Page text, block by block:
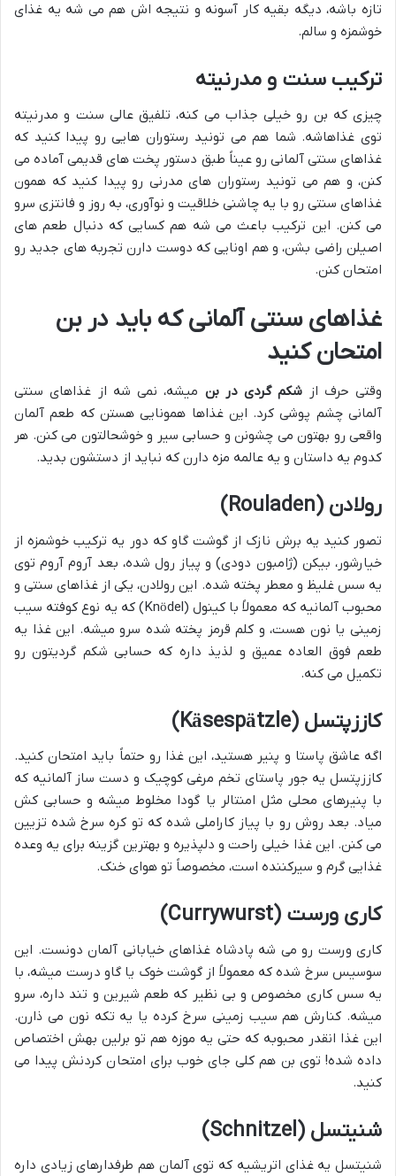
تازه باشه، دیگه بقیه کار آسونه و نتیجه اش هم می شه یه غذای
خوشمزه و سالم.
ترکیب سنت و مدرنیته
چیزی که بن رو خیلی جذاب می کنه، تلفیق عالی سنت و مدرنیته
توی غذاهاشه. شما هم می تونید رستوران هایی رو پیدا کنید که
غذاهای سنتی آلمانی رو عیناً طبق دستور پخت های قدیمی آماده می
کنن، و هم می تونید رستوران های مدرنی رو پیدا کنید که همون
غذاهای سنتی رو با یه چاشنی خلاقیت و نوآوری، به روز و فانتزی سرو
می کنن. این ترکیب باعث می شه هم کسایی که دنبال طعم های
اصیلن راضی بشن، و هم اونایی که دوست دارن تجربه های جدید رو
امتحان کنن.
غذاهای سنتی آلمانی که باید در بن
امتحان کنید
وقتی حرف از شکم گردی در بن میشه، نمی شه از غذاهای سنتی
آلمانی چشم پوشی کرد. این غذاها همونایی هستن که طعم آلمان
واقعی رو بهتون می چشونن و حسابی سیر و خوشحالتون می کنن. هر
کدوم یه داستان و یه عالمه مزه دارن که نباید از دستشون بدید.
رولادن (Rouladen)
تصور کنید یه برش نازک از گوشت گاو که دور یه ترکیب خوشمزه از
خیارشور، بیکن (ژامبون دودی) و پیاز رول شده، بعد آروم آروم توی
یه سس غلیظ و معطر پخته شده. این رولادن، یکی از غذاهای سنتی و
محبوب آلمانیه که معمولاً با کینول (Knödel) که یه نوع کوفته سیب
زمینی یا نون هست، و کلم قرمز پخته شده سرو میشه. این غذا یه
طعم فوق العاده عمیق و لذیذ داره که حسابی شکم گردیتون رو
تکمیل می کنه.
کاززپتسل (Käsespätzle)
اگه عاشق پاستا و پنیر هستید، این غذا رو حتماً باید امتحان کنید.
کاززپتسل یه جور پاستای تخم مرغی کوچیک و دست ساز آلمانیه که
با پنیرهای محلی مثل امنتالر یا گودا مخلوط میشه و حسابی کش
میاد. بعد روش رو با پیاز کاراملی شده که تو کره سرخ شده تزیین
می کنن. این غذا خیلی راحت و دلپذیره و بهترین گزینه برای یه وعده
غذایی گرم و سیرکننده است، مخصوصاً تو هوای خنک.
کاری ورست (Currywurst)
کاری ورست رو می شه پادشاه غذاهای خیابانی آلمان دونست. این
سوسیس سرخ شده که معمولاً از گوشت خوک یا گاو درست میشه، با
یه سس کاری مخصوص و بی نظیر که طعم شیرین و تند داره، سرو
میشه. کنارش هم سیب زمینی سرخ کرده یا یه تکه نون می ذارن.
این غذا انقدر محبوبه که حتی یه موزه هم تو برلین بهش اختصاص
داده شده! توی بن هم کلی جای خوب برای امتحان کردنش پیدا می
کنید.
شنیتسل (Schnitzel)
شنیتسل یه غذای اتریشیه که توی آلمان هم طرفدارهای زیادی داره